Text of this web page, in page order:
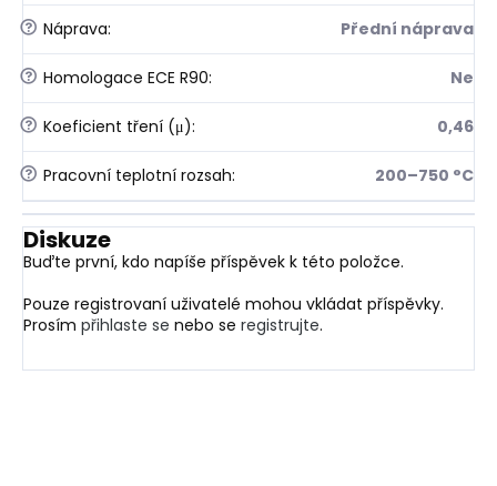
? Náprava: Přední náprava
? Homologace ECE R90: Ne
? Koeficient tření (μ): 0,46
? Pracovní teplotní rozsah: 200–750 °C
Diskuze
Buďte první, kdo napíše příspěvek k této položce.
Pouze registrovaní uživatelé mohou vkládat příspěvky.
Prosím přihlaste se nebo se registrujte.